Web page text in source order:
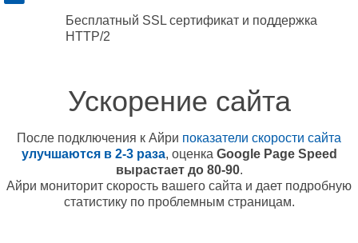
Бесплатный SSL сертификат и поддержка
HTTP/2
Ускорение сайта
После подключения к Айри показатели скорости сайта
улучшаются в 2-3 раза, оценка Google Page Speed
вырастает до 80-90.
Айри мониторит скорость вашего сайта и дает подробную
статистику по проблемным страницам.